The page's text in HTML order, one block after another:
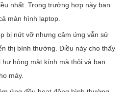
nhất. Trong trường hợp này bạn
màn hình laptop.
bị nứt vỡ nhưng cảm ứng vẫn sử
thị bình thường. Điều này cho thấy
hỏng mặt kính mà thôi và bạn
máy.